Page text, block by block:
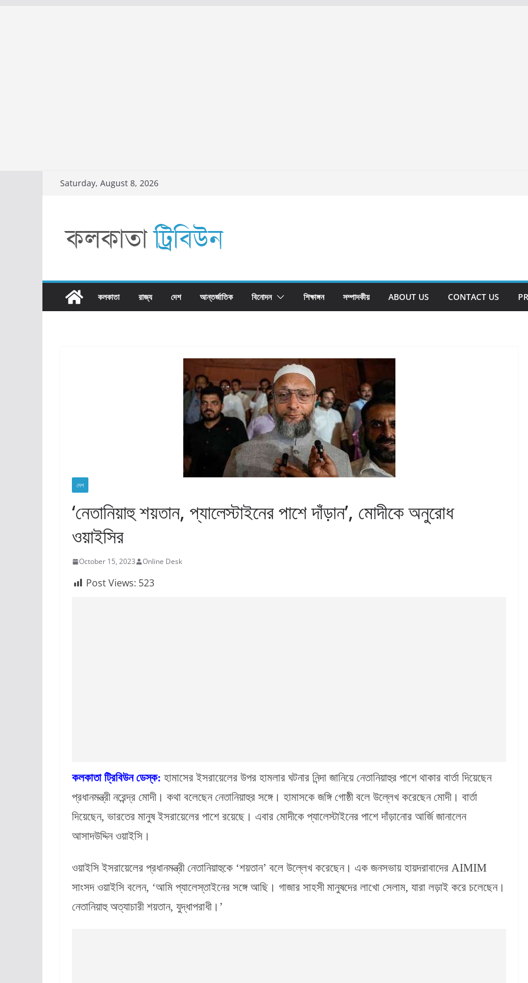
Saturday, August 8, 2026
কলকাতা রাজ্য​ দেশ আন্তর্জাতিক বিনোদন শিক্ষাঙ্গন সম্পাদকীয় ABOUT US CONTACT US
দেশ
‘নেতানিয়াহু শয়তান, প্যালেস্টাইনের পাশে দাঁড়ান’, মোদীকে অনুরোধ
ওয়াইসির
October 15, 2023 Online Desk
Post Views: 523
কলকাতা ট্রিবিউন ডেস্ক: হামাসের ইসরায়েলের উপর হামলার ঘটনার নিন্দা জানিয়ে নেতানিয়াহুর পাশে থাকার বার্তা দিয়েছেন
প্রধানমন্ত্রী নরেন্দ্র মোদী। কথা বলেছেন নেতানিয়াহুর সঙ্গে। হামাসকে জঙ্গি গোষ্ঠী বলে উল্লেখ করেছেন মোদী। বার্তা
দিয়েছেন, ভারতের মানুষ ইসরায়েলের পাশে রয়েছে। এবার মোদীকে প্যালেস্টাইনের পাশে দাঁড়ানোর আর্জি জানালেন
আসাদউদ্দিন ওয়াইসি।
ওয়াইসি ইসরায়েলের প্রধানমন্ত্রী নেতানিয়াহুকে ‘শয়তান’ বলে উল্লেখ করেছেন। এক জনসভায় হায়দরাবাদের AIMIM
সাংসদ ওয়াইসি বলেন, ‘আমি প্যালেস্তাইনের সঙ্গে আছি। গাজার সাহসী মানুষদের লাখো সেলাম, যারা লড়াই করে চলেছেন।
নেতানিয়াহু অত্যাচারী শয়তান, যুদ্ধাপরাধী।’